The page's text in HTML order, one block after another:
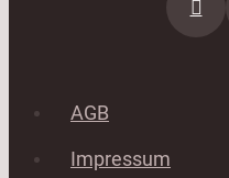
AGB
Impressum